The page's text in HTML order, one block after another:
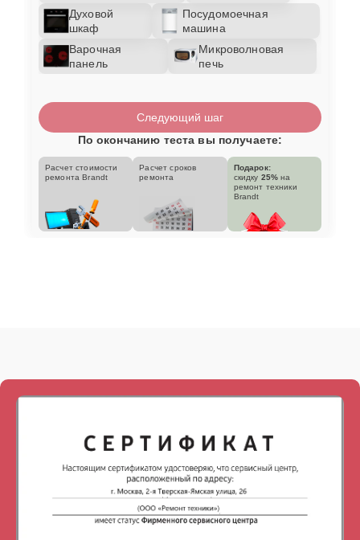
Духовой
шкаф
Посудомоечная
машина
Варочная
панель
Микроволновая
печь
Следующий шаг
По окончанию теста вы получаете:
Расчет стоимости
ремонта Brandt
Расчет сроков
ремонта
Подарок:
скидку 25% на
ремонт техники
Brandt